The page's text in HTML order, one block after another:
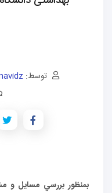
توسط:
بمنظور بررسي مسايل و